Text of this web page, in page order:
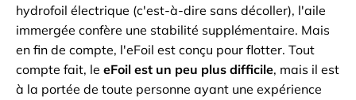
hydrofoil électrique (c'est-à-dire sans décoller), l'aile
immergée confère une stabilité supplémentaire. Mais
en fin de compte, l'eFoil est conçu pour flotter. Tout
compte fait, le eFoil est un peu plus difficile, mais il est
à la portée de toute personne ayant une expérience